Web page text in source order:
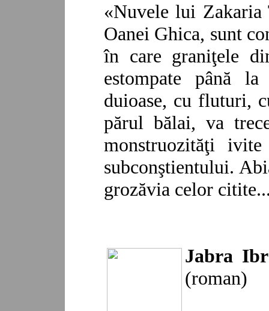
«Nuvele lui
Oanei Ghica, sunt
în care graniţele
estompate până
duioase, cu fluturi,
părul bălai, va
monstruozităţi
subconştientului.
grozăvia celor
Jabra
(roman)